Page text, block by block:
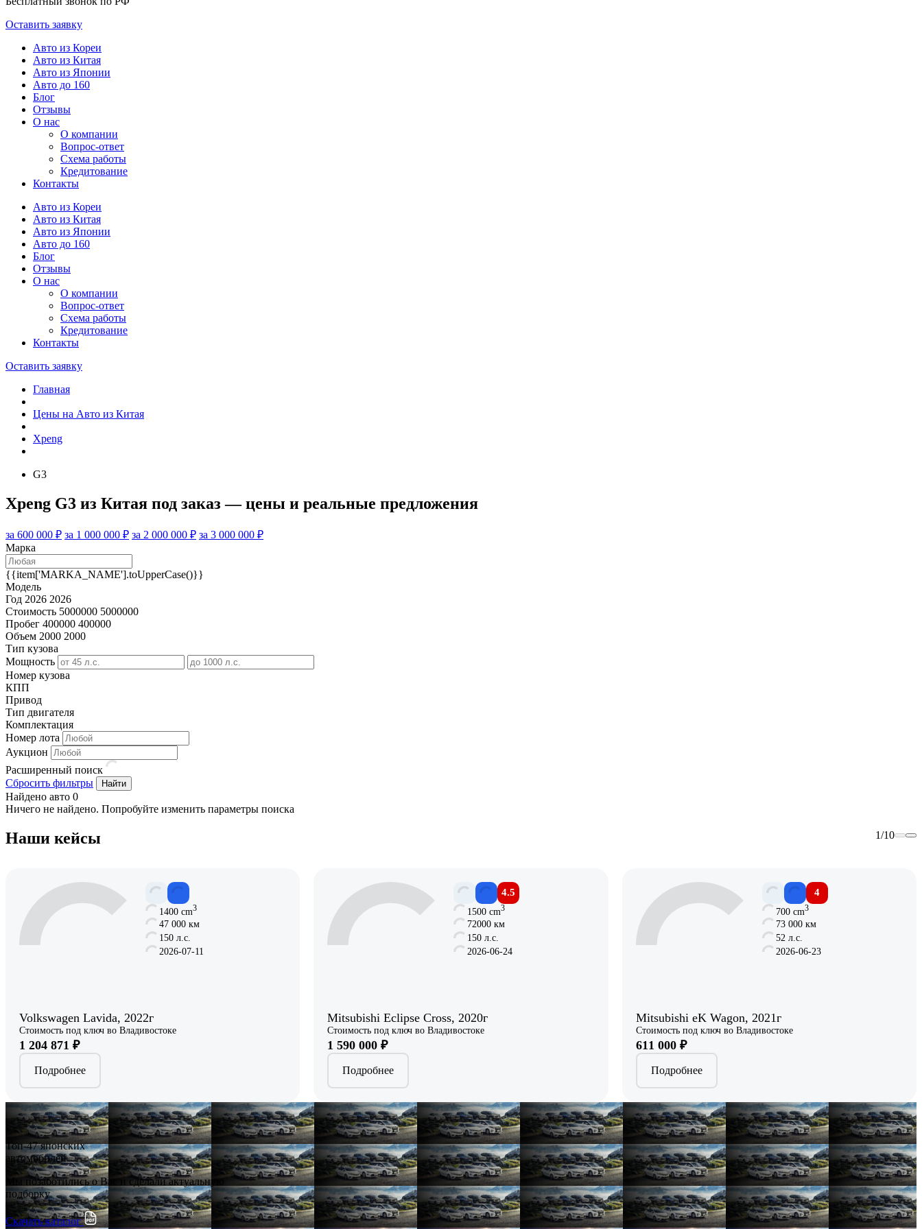
Оставить заявку
Авто из Кореи
Авто из Китая
Авто из Японии
Авто до 160
Блог
Отзывы
О нас
О компании
Вопрос-ответ
Схема работы
Кредитование
Контакты
Авто из Кореи
Авто из Китая
Авто из Японии
Авто до 160
Блог
Отзывы
О нас
О компании
Вопрос-ответ
Схема работы
Кредитование
Контакты
Оставить заявку
Главная
Цены на Авто из Китая
Xpeng
G3
Xpeng G3 из Китая под заказ — цены и реальные предложения
за 600 000 ₽ за 1 000 000 ₽ за 2 000 000 ₽ за 3 000 000 ₽
Марка
{{item['MARKA_NAME'].toUpperCase()}}
Модель
Год 2026 2026
Стоимость 5000000 5000000
Пробег 400000 400000
Объем 2000 2000
Тип кузова
Мощность
Номер кузова
КПП
Привод
Тип двигателя
Комплектация
Номер лота
Аукцион
Расширенный поиск
Сбросить фильтры
Найти
Найдено авто 0
Ничего не найдено. Попробуйте изменить параметры поиска
Наши кейсы 1/10
1400 cm3
47 000 км
150 л.с.
2026-07-11
Volkswagen Lavida, 2022г
Стоимость под ключ во Владивостоке
1 204 871 ₽
Подробнее
4.5
1500 cm3
72000 км
150 л.с.
2026-06-24
Mitsubishi Eclipse Cross, 2020г
Стоимость под ключ во Владивостоке
1 590 000 ₽
Подробнее
4
700 cm3
73 000 км
52 л.с.
2026-06-23
Mitsubishi eK Wagon, 2021г
Стоимость под ключ во Владивостоке
611 000 ₽
Подробнее
Топ-47 японских
автомобилей
Мы позаботились о Вас и сделали актуальную
подборку
Скачать каталог